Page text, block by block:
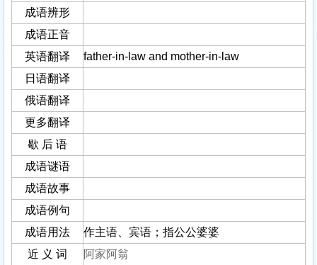
成语辨形
成语正音
英语翻译
father-in-law and mother-in-law
日语翻译
俄语翻译
更多翻译
歇 后 语
成语谜语
成语故事
成语例句
成语用法
作主语、宾语；指公公婆婆
近 义 词
阿家阿翁